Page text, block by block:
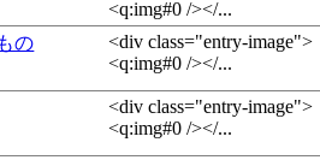
<q:img#0 /></...
の
<div class="entry-image">
<q:img#0 /></...
<div class="entry-image">
<q:img#0 /></...